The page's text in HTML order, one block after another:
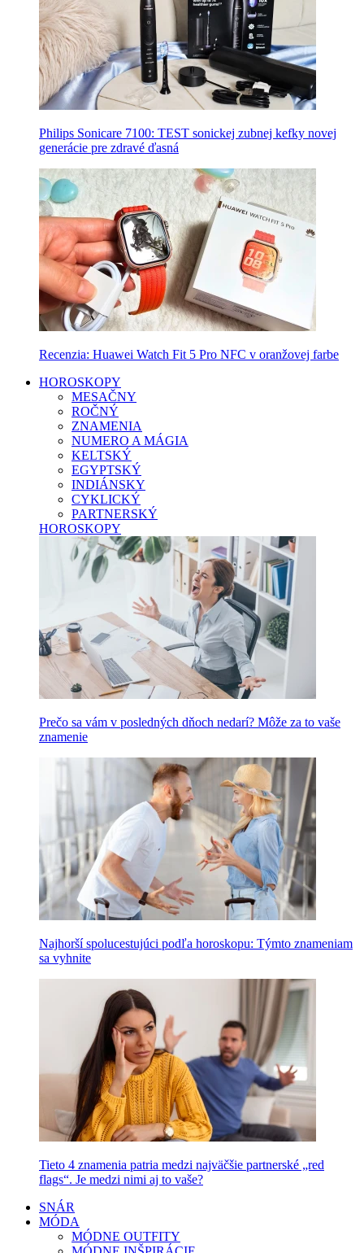
Philips Sonicare 7100: TEST sonickej zubnej kefky novej
generácie pre zdravé ďasná
Recenzia: Huawei Watch Fit 5 Pro NFC v oranžovej farbe
HOROSKOPY
MESAČNY
ROČNÝ
ZNAMENIA
NUMERO A MÁGIA
KELTSKÝ
EGYPTSKÝ
INDIÁNSKY
CYKLICKÝ
PARTNERSKÝ
HOROSKOPY
Prečo sa vám v posledných dňoch nedarí? Môže za to vaše
znamenie
Najhorší spolucestujúci podľa horoskopu: Týmto znameniam
sa vyhnite
Tieto 4 znamenia patria medzi najväčšie partnerské „red
flags“. Je medzi nimi aj to vaše?
SNÁR
MÓDA
MÓDNE OUTFITY